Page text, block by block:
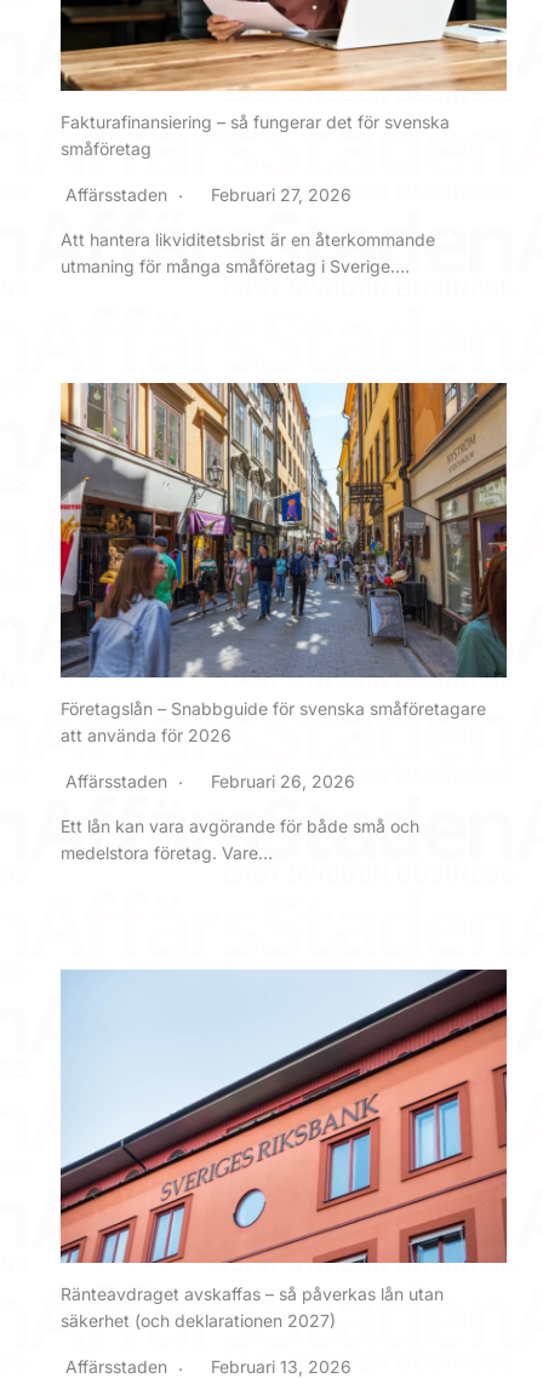
Fakturafinansiering – så fungerar det för svenska
småföretag
Affärsstaden Februari 27, 2026
Att hantera likviditetsbrist är en återkommande
utmaning för många småföretag i Sverige….
Företagslån – Snabbguide för svenska småföretagare
att använda för 2026
Affärsstaden Februari 26, 2026
Ett lån kan vara avgörande för både små och
medelstora företag. Vare…
Ränteavdraget avskaffas – så påverkas lån utan
säkerhet (och deklarationen 2027)
Affärsstaden Februari 13, 2026